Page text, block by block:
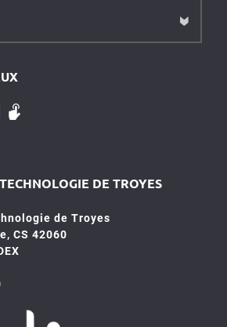
DE TROYES
de Troyes
CS 42060